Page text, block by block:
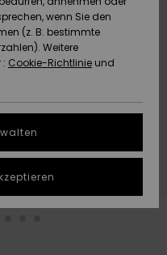
eine
wenn Sie den
(z. B. bestimmte
Weitere
Cookie-Richtlinie und